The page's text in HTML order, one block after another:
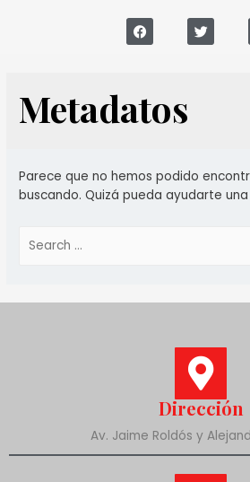
Metadatos
Parece que no hemos podido
buscando. Quizá pueda ayudarte
Dirección
Av. Jaime Roldós y